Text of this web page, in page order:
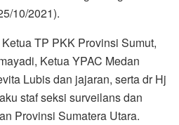
10/2021).
TP PKK Provinsi Sumut,
Ketua YPAC Medan
Lubis dan jajaran, serta dr Hj
staf seksi surveilans dan
Provinsi Sumatera Utara.